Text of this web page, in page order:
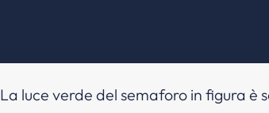
La luce verde del semaforo in figura è